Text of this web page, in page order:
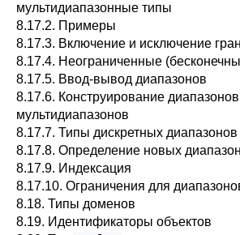
мультидиапазонные типы
8.17.2. Примеры
8.17.3. Включение и исключение
8.17.4. Неограниченные
8.17.5. Ввод-вывод диапазонов
8.17.6. Конструирование
мультидиапазонов
8.17.7. Типы дискретных диапазонов
8.17.8. Определение новых
8.17.9. Индексация
8.17.10. Ограничения для
8.18. Типы доменов
8.19. Идентификаторы объектов